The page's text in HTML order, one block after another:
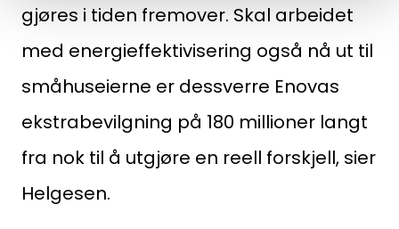
Medlemskap
gjøres i tiden fremover. Skal arbeidet
med energieffektivisering også nå ut til
småhuseierne er dessverre Enovas
ekstrabevilgning på 180 millioner langt
fra nok til å utgjøre en reell forskjell, sier
Helgesen.